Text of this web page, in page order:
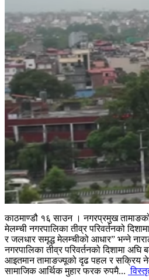
काठमाण्डौ १६ साउन । नगरप्रमुख
मेलम्ची नगरपालिका तीव्र परिवर्तनको
र जलधार समृद्ध मेलम्चीको आधार” भन्ने
नगरपालिका तीव्र परिवर्तनको दिशामा
आइतमान तामाङज्यूको दृढ पहल र सक्रिय
सामाजिक आर्थिक मुहार फरक रुपमै...